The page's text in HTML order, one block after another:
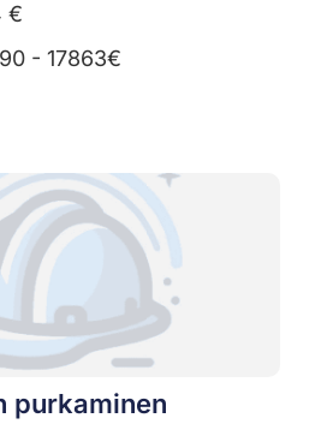
€
- 17863€
purkaminen